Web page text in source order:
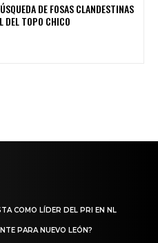
DE FOSAS CLANDESTINAS
DEL TOPO CHICO
COMO LÍDER DEL PRI EN NL
PARA NUEVO LEÓN?